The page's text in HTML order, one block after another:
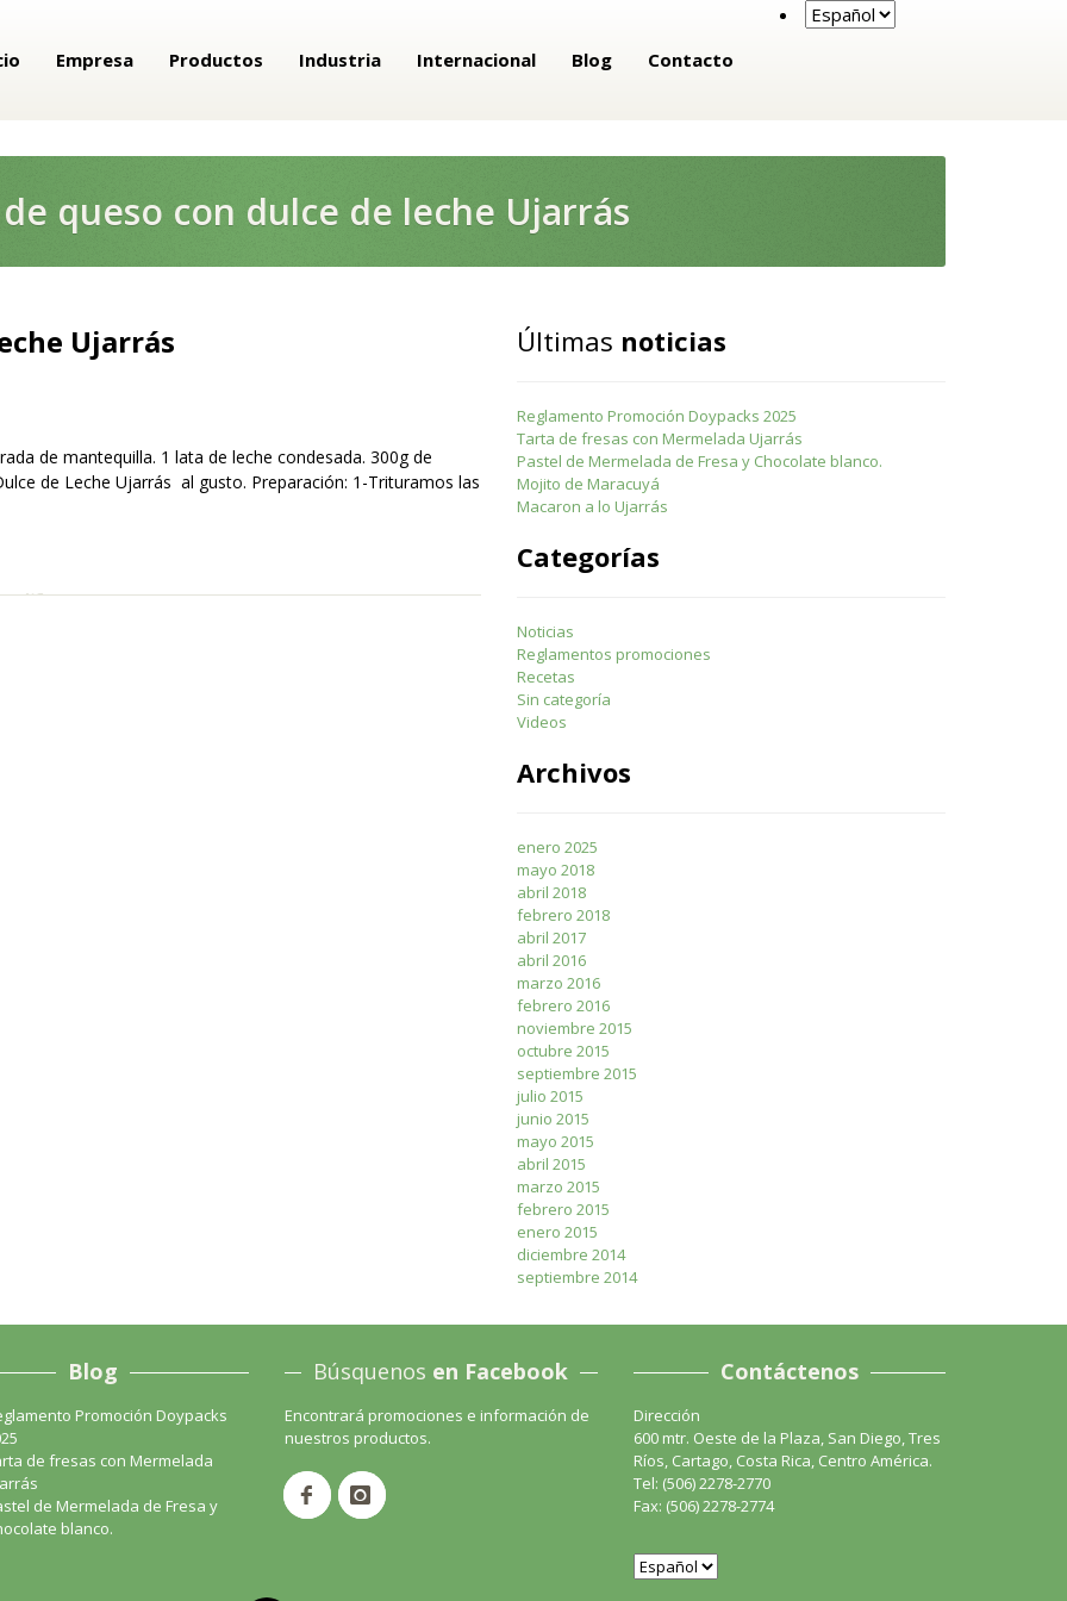
Empresa Productos Industria Internacional Blog Contacto
queso con dulce de leche Ujarrás
Ujarrás
de mantequilla. 1 lata de leche condesada. 300g de
de Leche Ujarrás al gusto. Preparación: 1-Trituramos las
Últimas noticias
Reglamento Promoción Doypacks 2025
Tarta de fresas con Mermelada Ujarrás
Pastel de Mermelada de Fresa y Chocolate blanco.
Mojito de Maracuyá
Macaron a lo Ujarrás
Categorías
Noticias
Reglamentos promociones
Recetas
Sin categoría
Videos
Archivos
enero 2025
mayo 2018
abril 2018
febrero 2018
abril 2017
abril 2016
marzo 2016
febrero 2016
noviembre 2015
octubre 2015
septiembre 2015
julio 2015
junio 2015
mayo 2015
abril 2015
marzo 2015
febrero 2015
enero 2015
diciembre 2014
septiembre 2014
Blog
Promoción Doypacks
de fresas con Mermelada
de Mermelada de Fresa y
blanco.
Búsquenos en Facebook
Encontrará promociones e información de
nuestros productos.
Contáctenos
Dirección
600 mtr. Oeste de la Plaza, San Diego, Tres
Ríos, Cartago, Costa Rica, Centro América.
Tel: (506) 2278-2770
Fax: (506) 2278-2774